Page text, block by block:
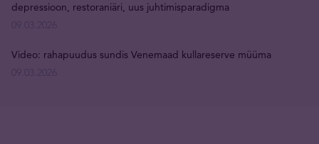
depressioon, restoraniäri, uus juhtimisparadigma
Video: rahapuudus sundis Venemaad kullareserve müüma